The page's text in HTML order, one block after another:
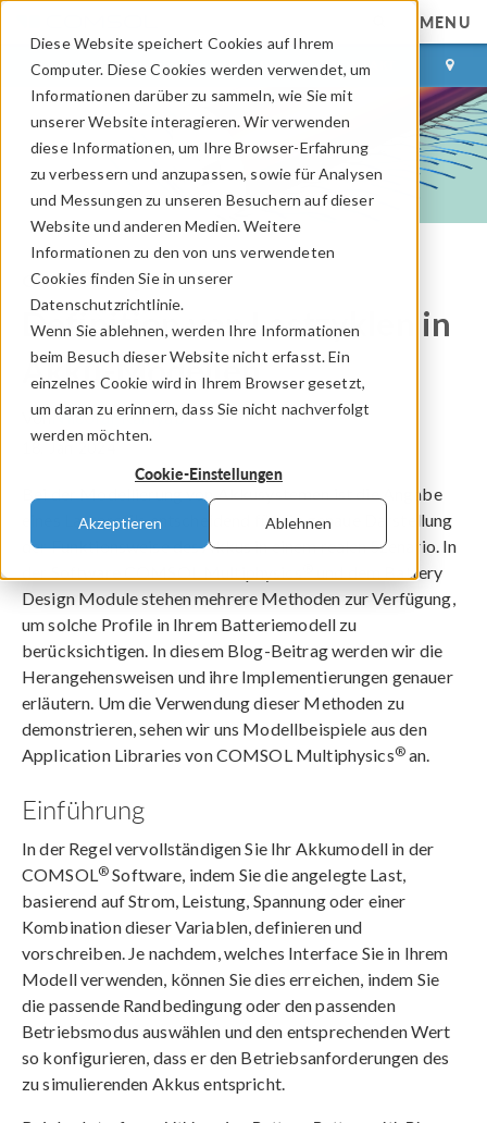
Diese Website speichert Cookies auf Ihrem
Computer. Diese Cookies werden verwendet, um
Informationen darüber zu sammeln, wie Sie mit
unserer Website interagieren. Wir verwenden
diese Informationen, um Ihre Browser-Erfahrung
zu verbessern und anzupassen, sowie für Analysen
und Messungen zu unseren Besuchern auf dieser
Website und anderen Medien. Weitere
Informationen zu den von uns verwendeten
Cookies finden Sie in unserer
Datenschutzrichtlinie.
Wenn Sie ablehnen, werden Ihre Informationen
beim Besuch dieser Website nicht erfasst. Ein
einzelnes Cookie wird in Ihrem Browser gesetzt,
um daran zu erinnern, dass Sie nicht nachverfolgt
werden möchten.
Cookie-Einstellungen
Akzeptieren Ablehnen
MENU
ANMELDEN KONTAKT
COMSOL Blog
Definition von Lastzyklen in
Akku-Modellen
Von Niloofar Kamyab
Bei der Modellierung von Akkusystemen ist die Angabe
eines Lastprofils entscheidend für die genaue Darstellung
der Funktionsweise des Akkus in einem realen Szenario. In
und dem Battery
Design Module stehen mehrere Methoden zur Verfügung,
um solche Profile in Ihrem Batteriemodell zu
berücksichtigen. In diesem Blog-Beitrag werden wir die
Herangehensweisen und ihre Implementierungen genauer
erläutern. Um die Verwendung dieser Methoden zu
demonstrieren, sehen wir uns Modellbeispiele aus den
Application Libraries von COMSOL Multiphysics®an.
Einführung
In der Regel vervollständigen Sie Ihr Akkumodell in der
COMSOL ® Software, indem Sie die angelegte Last,
basierend auf Strom, Leistung, Spannung oder einer
Kombination dieser Variablen, definieren und
vorschreiben. Je nachdem, welches Interface Sie in Ihrem
Modell verwenden, können Sie dies erreichen, indem Sie
die passende Randbedingung oder den passenden
Betriebsmodus auswählen und den entsprechenden Wert
so konfigurieren, dass er den Betriebsanforderungen des
zu simulierenden Akkus entspricht.